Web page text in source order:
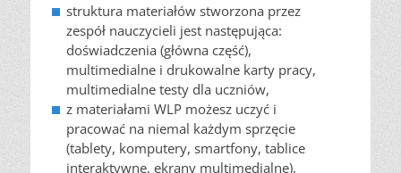
struktura materiałów stworzona przez
zespół nauczycieli jest następująca:
doświadczenia (główna część),
multimedialne i drukowalne karty pracy,
multimedialne testy dla uczniów,
z materiałami WLP możesz uczyć i
pracować na niemal każdym sprzęcie
(tablety, komputery, smartfony, tablice
interaktywne, ekrany multimedialne),